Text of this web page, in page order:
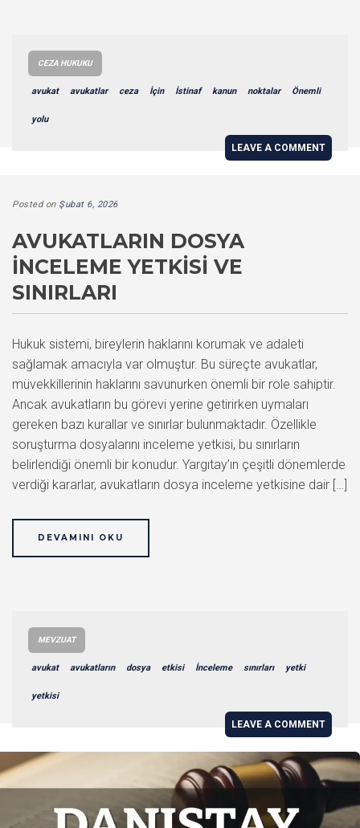
CEZA HUKUKU
avukat avukatlar ceza İçin İstinaf kanun noktalar Önemli
yolu
LEAVE A COMMENT
Posted on Şubat 6, 2026
AVUKATLARIN DOSYA
İNCELEME YETKISI VE
SINIRLARI
Hukuk sistemi, bireylerin haklarını korumak ve adaleti
sağlamak amacıyla var olmuştur. Bu süreçte avukatlar,
müvekkillerinin haklarını savunurken önemli bir role sahiptir.
Ancak avukatların bu görevi yerine getirirken uymaları
gereken bazı kurallar ve sınırlar bulunmaktadır. Özellikle
soruşturma dosyalarını inceleme yetkisi, bu sınırların
belirlendiği önemli bir konudur. Yargıtay’ın çeşitli dönemlerde
verdiği kararlar, avukatların dosya inceleme yetkisine dair […]
DEVAMINI OKU
MEVZUAT
avukat avukatların dosya etkisi İnceleme sınırları yetki
yetkisi
LEAVE A COMMENT